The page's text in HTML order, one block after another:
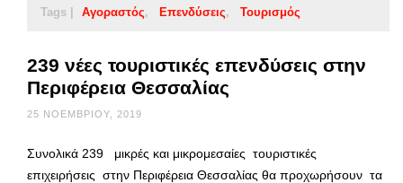
Tags | Αγοραστός Επενδύσεις Τουρισμός
239 νέες τουριστικές επενδύσεις στην
Περιφέρεια Θεσσαλίας
25 ΝΟΕΜΒΡΊΟΥ, 2019
Συνολικά 239 μικρές και μικρομεσαίες τουριστικές
επιχειρήσεις στην Περιφέρεια Θεσσαλίας θα προχωρήσουν τα